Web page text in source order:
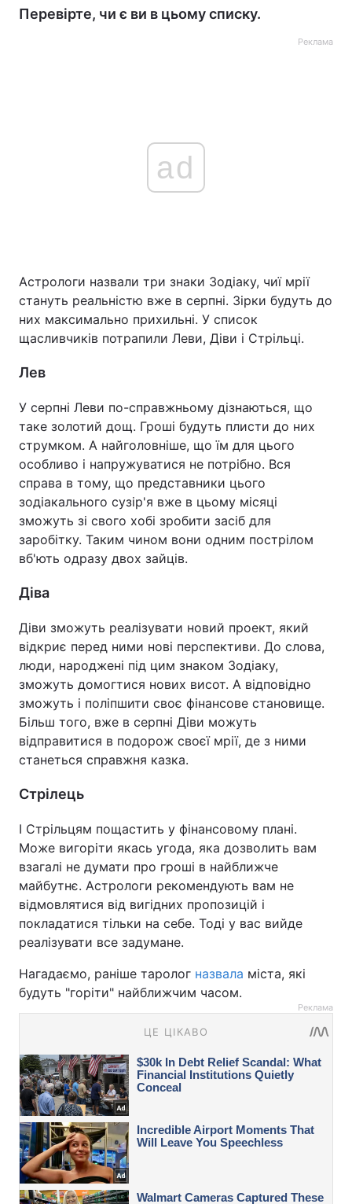
Перевірте, чи є ви в цьому списку.
Реклама
ad
Астрологи назвали три знаки Зодіаку, чиї мрії
стануть реальністю вже в серпні. Зірки будуть до
них максимально прихильні. У список
щасливчиків потрапили Леви, Діви і Стрільці.
Лев
У серпні Леви по-справжньому дізнаються, що
таке золотий дощ. Гроші будуть плисти до них
струмком. А найголовніше, що їм для цього
особливо і напружуватися не потрібно. Вся
справа в тому, що представники цього
зодіакального сузір'я вже в цьому місяці
зможуть зі свого хобі зробити засіб для
заробітку. Таким чином вони одним пострілом
вб'ють одразу двох зайців.
Діва
Діви зможуть реалізувати новий проект, який
відкриє перед ними нові перспективи. До слова,
люди, народжені під цим знаком Зодіаку,
зможуть домогтися нових висот. А відповідно
зможуть і поліпшити своє фінансове становище.
Більш того, вже в серпні Діви можуть
відправитися в подорож своєї мрії, де з ними
станеться справжня казка.
Стрілець
І Стрільцям пощастить у фінансовому плані.
Може вигоріти якась угода, яка дозволить вам
взагалі не думати про гроші в найближче
майбутнє. Астрологи рекомендують вам не
відмовлятися від вигідних пропозицій і
покладатися тільки на себе. Тоді у вас вийде
реалізувати все задумане.
Нагадаємо, раніше таролог назвала міста, які
будуть "горіти" найближчим часом.
Реклама